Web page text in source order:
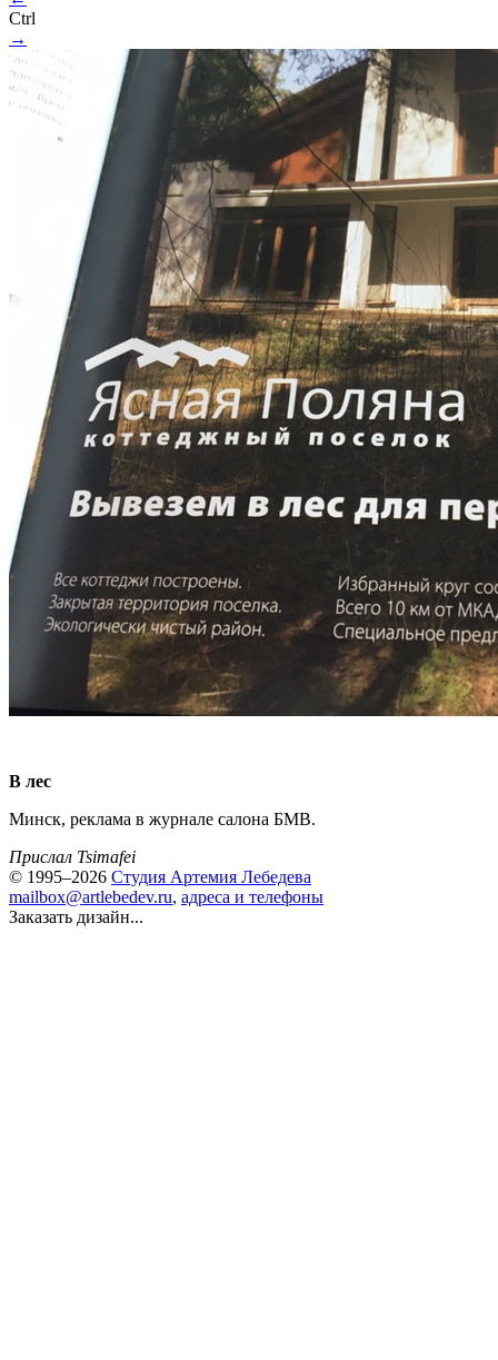
Ctrl
→
В лес
Минск, реклама в журнале салона БМВ.
Прислал Tsimafei
© 1995–2026 Студия Артемия Лебедева
mailbox@artlebedev.ru, адреса и телефоны
Заказать дизайн...